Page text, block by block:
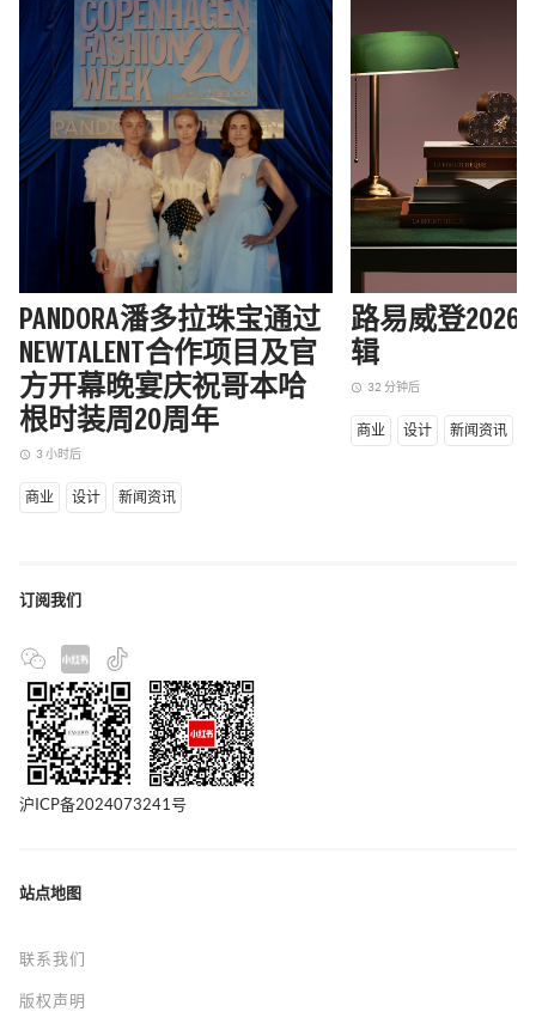
PANDORA潘多拉珠宝通过
NEWTALENT合作项目及官
方开幕晚宴庆祝哥本哈
根时装周20周年
access_time 3 小时后
商业 设计 新闻资讯
路易威登2026
辑
access_time 32 分钟后
商业 设计 新闻资讯
订阅我们
沪ICP备2024073241号
站点地图
联系我们
版权声明